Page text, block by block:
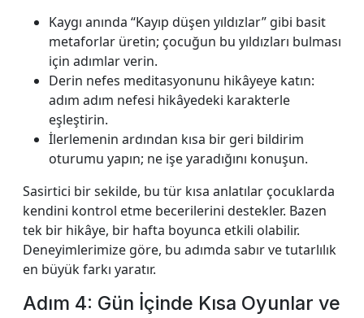
Kaygı anında “Kayıp düşen yıldızlar” gibi basit
metaforlar üretin; çocuğun bu yıldızları bulması
için adımlar verin.
Derin nefes meditasyonunu hikâyeye katın:
adım adım nefesi hikâyedeki karakterle
eşleştirin.
İlerlemenin ardından kısa bir geri bildirim
oturumu yapın; ne işe yaradığını konuşun.
Sasirtici bir sekilde, bu tür kısa anlatılar çocuklarda
kendini kontrol etme becerilerini destekler. Bazen
tek bir hikâye, bir hafta boyunca etkili olabilir.
Deneyimlerimize göre, bu adımda sabır ve tutarlılık
en büyük farkı yaratır.
Adım 4: Gün İçinde Kısa Oyunlar ve